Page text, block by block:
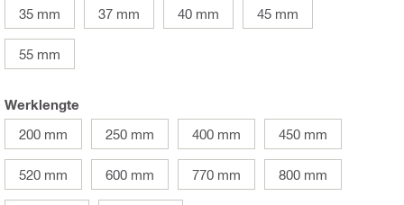
35 mm 37 mm 40 mm 45 mm
55 mm
Werklengte
200 mm
250 mm 400 mm 450 mm
520 mm 600 mm 770 mm 800 mm